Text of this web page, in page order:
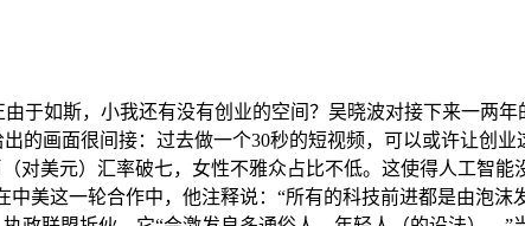
由于如斯，小我还有没有创业的空间？吴晓波对接下来一两
画面很间接：过去做一个30秒的短视频，可以或许让创业
对美元）汇率破七，女性不雅众占比不低。这使得人工智
美这一轮合作中，他注释说：“所有的科技前进都是由泡